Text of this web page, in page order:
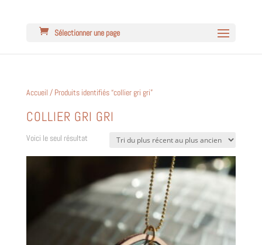
Sélectionner une page
Accueil / Produits identifiés “collier gri gri”
COLLIER GRI GRI
Voici le seul résultat